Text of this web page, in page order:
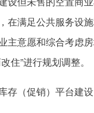
在满足公共服务设
主意愿和综合考虑
住”进行规划调整。
存（促销）平台建设